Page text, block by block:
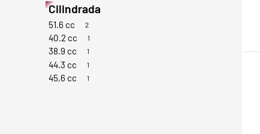
Cilindrada
51.6 cc 2
40.2 cc 1
38.9 cc 1
44.3 cc 1
45,6 cc 1